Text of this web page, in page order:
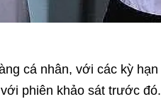
cá nhân, với các kỳ hạn
phiên khảo sát trước đó.